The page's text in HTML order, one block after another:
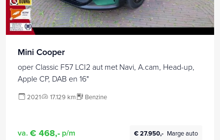
Mini Cooper
oper Classic F57 LCI2 aut met Navi, A.cam, Head-up,
Apple CP, DAB en 16"
2021 17.129 km Benzine
va. € 468,- p/m € 27.950,- Marge auto